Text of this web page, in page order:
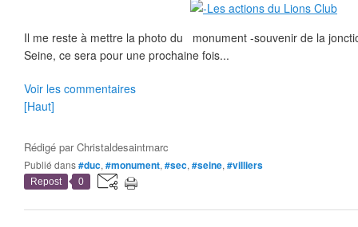
Il me reste à mettre la photo du monument -souvenir de la
Seine, ce sera pour une prochaine fois...
Voir les commentaires
[Haut]
Rédigé parChristaldesaintmarc
Publié dans#duc, #monument, #sec, #seine, #villiers
Repost 0